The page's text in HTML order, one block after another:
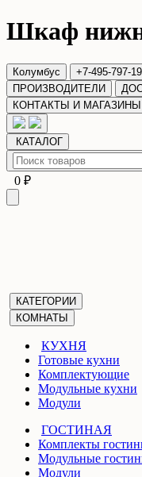
Шкаф
Колумбус
+7-495-797-
ПРОИЗВОДИТЕЛИ
КОНТАКТЫ И МАГАЗИНЫ
КАТАЛОГ
0 ₽
КАТЕГОРИИ
КОМНАТЫ
КУХНЯ
Готовые кухни
Комплектующие
Модульные кухни
Модули
ГОСТИНАЯ
Комплекты
Модульные
Модули